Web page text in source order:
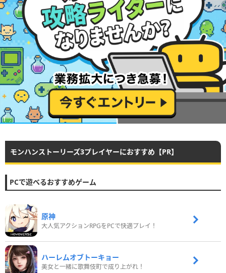
モンハンストーリーズ3プレイヤーにおすすめ【PR】
PCで遊べるおすすめゲーム
原神
大人気アクションRPGをPCで快適プレイ！
ハーレムオブトーキョー
美女と一緒に歌舞伎町で成り上がれ！